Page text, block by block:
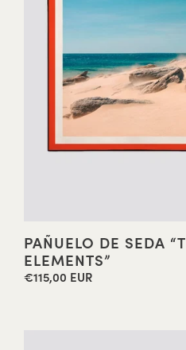
PAÑUELO DE SEDA
ELEMENTS”
Precio
€115,00 EUR